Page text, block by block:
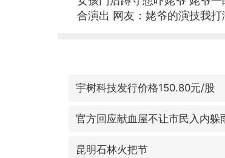
合演出 网友：姥爷的演技我打
宇树科技发行价格150.80元/股
官方回应献血屋不让市民入内躲
昆明石林火把节